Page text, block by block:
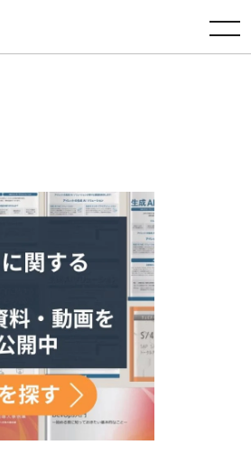
toggle navigation